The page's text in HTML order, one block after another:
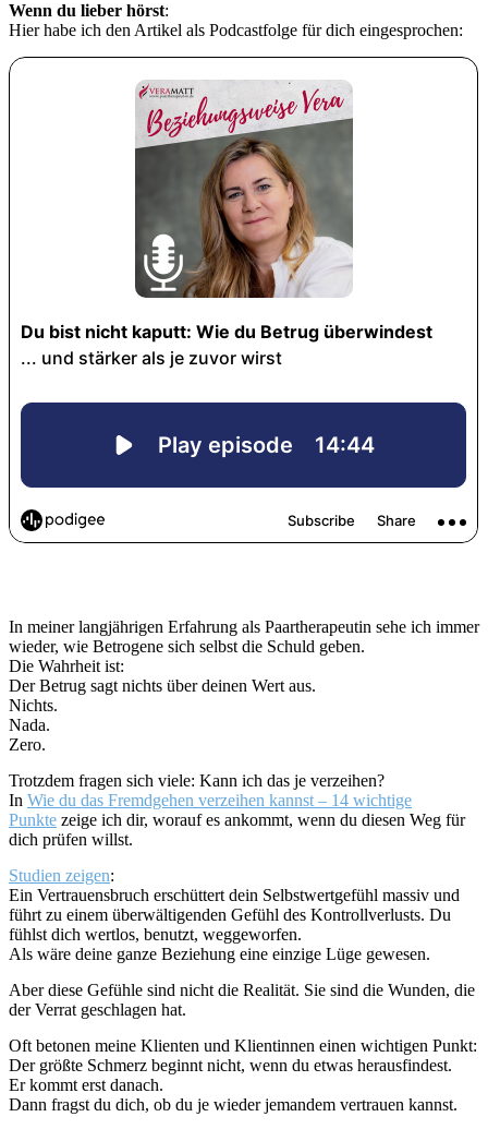
Wenn du lieber hörst:
Hier habe ich den Artikel als Podcastfolge für dich eingesprochen:
In meiner langjährigen Erfahrung als Paartherapeutin sehe ich immer
wieder, wie Betrogene sich selbst die Schuld geben.
Die Wahrheit ist:
Der Betrug sagt nichts über deinen Wert aus.
Nichts.
Nada.
Zero.
Trotzdem fragen sich viele: Kann ich das je verzeihen?
In Wie du das Fremdgehen verzeihen kannst – 14 wichtige
Punkte zeige ich dir, worauf es ankommt, wenn du diesen Weg für
dich prüfen willst.
Studien zeigen:
Ein Vertrauensbruch erschüttert dein Selbstwertgefühl massiv und
führt zu einem überwältigenden Gefühl des Kontrollverlusts. Du
fühlst dich wertlos, benutzt, weggeworfen.
Als wäre deine ganze Beziehung eine einzige Lüge gewesen.
Aber diese Gefühle sind nicht die Realität. Sie sind die Wunden, die
der Verrat geschlagen hat.
Oft betonen meine Klienten und Klientinnen einen wichtigen Punkt:
Der größte Schmerz beginnt nicht, wenn du etwas herausfindest.
Er kommt erst danach.
Dann fragst du dich, ob du je wieder jemandem vertrauen kannst.